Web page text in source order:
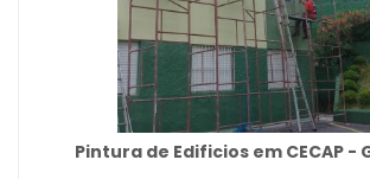
Pintura de Edificios em CECAP -